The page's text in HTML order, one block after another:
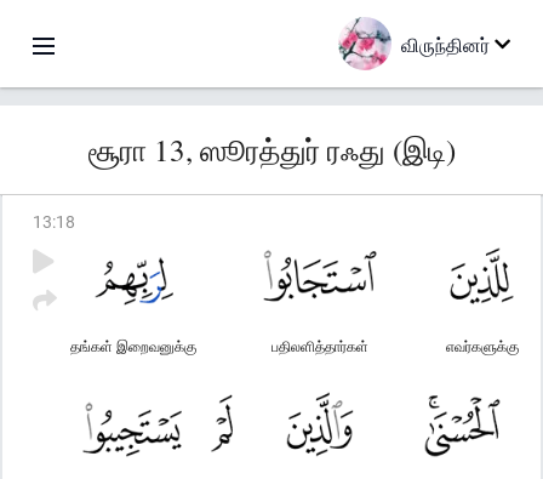
விருந்தினர்
சூரா 13, ஸூரத்துர் ரஃது (இடி)
13:18
எவர்களுக்கு
பதிலளித்தார்கள்
தங்கள் இறைவனுக்கு